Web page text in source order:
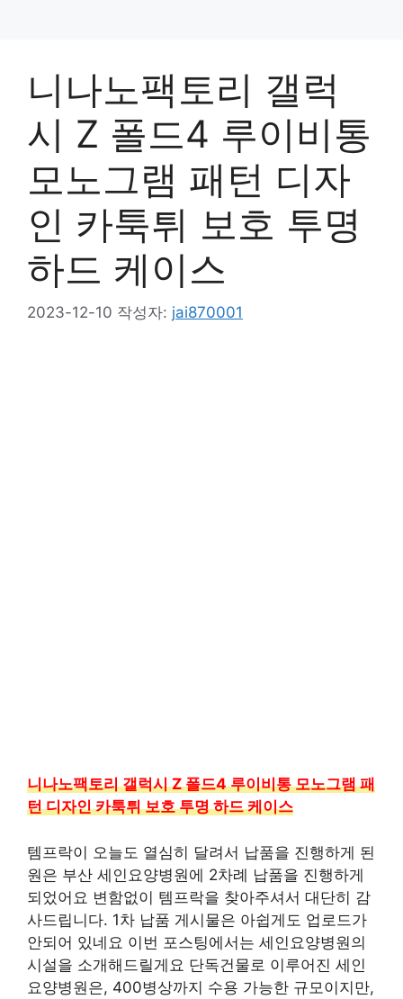
니나노팩토리 갤럭
시 Z 폴드4 루이비통
모노그램 패턴 디자
인 카툭튀 보호 투명
하드 케이스
2023-12-10 작성자: jai870001
니나노팩토리 갤럭시 Z 폴드4 루이비통 모노그램 패
턴 디자인 카툭튀 보호 투명 하드 케이스
템프락이 오늘도 열심히 달려서 납품을 진행하게 된
원은 부산 세인요양병원에 2차례 납품을 진행하게
되었어요 변함없이 템프락을 찾아주셔서 대단히 감
사드립니다. 1차 납품 게시물은 아쉽게도 업로드가
안되어 있네요 이번 포스팅에서는 세인요양병원의
시설을 소개해드릴게요 단독건물로 이루어진 세인
요양병원은, 400병상까지 수용 가능한 규모이지만,